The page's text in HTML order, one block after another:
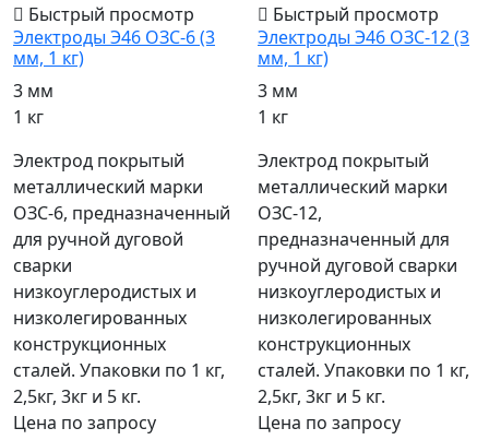
Быстрый просмотр
Электроды Э46 ОЗС-6 (3
мм, 1 кг)
3 мм
1 кг
Электрод покрытый
металлический марки
ОЗС-6, предназначенный
для ручной дуговой
сварки
низкоуглеродистых и
низколегированных
конструкционных
сталей. Упаковки по 1 кг,
2,5кг, 3кг и 5 кг.
Цена по запросу
Быстрый просмотр
Электроды Э46 ОЗС-12 (3
мм, 1 кг)
3 мм
1 кг
Электрод покрытый
металлический марки
ОЗС-12,
предназначенный для
ручной дуговой сварки
низкоуглеродистых и
низколегированных
конструкционных
сталей. Упаковки по 1 кг,
2,5кг, 3кг и 5 кг.
Цена по запросу